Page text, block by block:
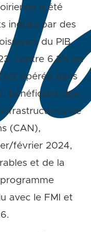
a été
induits par des
du PIB
contre 6,2% en
opérée dans
bénéficiant des
de
(CAN),
février 2024,
et de la
avec le FMI et